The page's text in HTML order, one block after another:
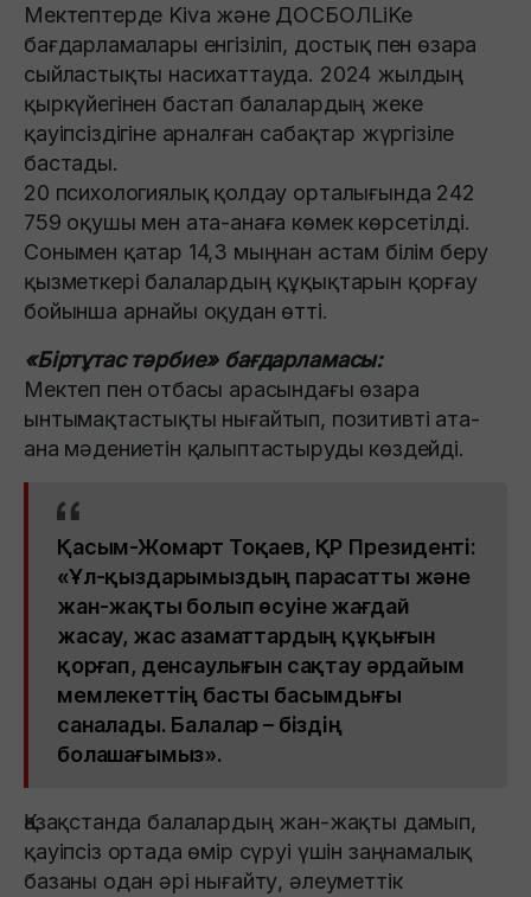
Мектептерде Kiva және ДОСБОЛLiKe
бағдарламалары енгізіліп, достық пен өзара
сыйластықты насихаттауда. 2024 жылдың
қыркүйегінен бастап балалардың жеке
қауіпсіздігіне арналған сабақтар жүргізіле
бастады.
20 психологиялық қолдау орталығында 242
759 оқушы мен ата-анаға көмек көрсетілді.
Сонымен қатар 14,3 мыңнан астам білім беру
қызметкері балалардың құқықтарын қорғау
бойынша арнайы оқудан өтті.
«Біртұтас тәрбие» бағдарламасы:
Мектеп пен отбасы арасындағы өзара
ынтымақтастықты нығайтып, позитивті ата-
ана мәдениетін қалыптастыруды көздейді.
Қасым-Жомарт Тоқаев, ҚР Президенті:
«Ұл-қыздарымыздың парасатты және
жан-жақты болып өсуіне жағдай
жасау, жас азаматтардың құқығын
қорғап, денсаулығын сақтау әрдайым
мемлекеттің басты басымдығы
саналады. Балалар – біздің
болашағымыз».
Қазақстанда балалардың жан-жақты дамып,
қауіпсіз ортада өмір сүруі үшін заңнамалық
базаны одан әрі нығайту, әлеуметтік